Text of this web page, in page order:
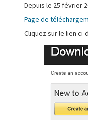
Depuis le 25 février
Page de
Cliquez sur le lien